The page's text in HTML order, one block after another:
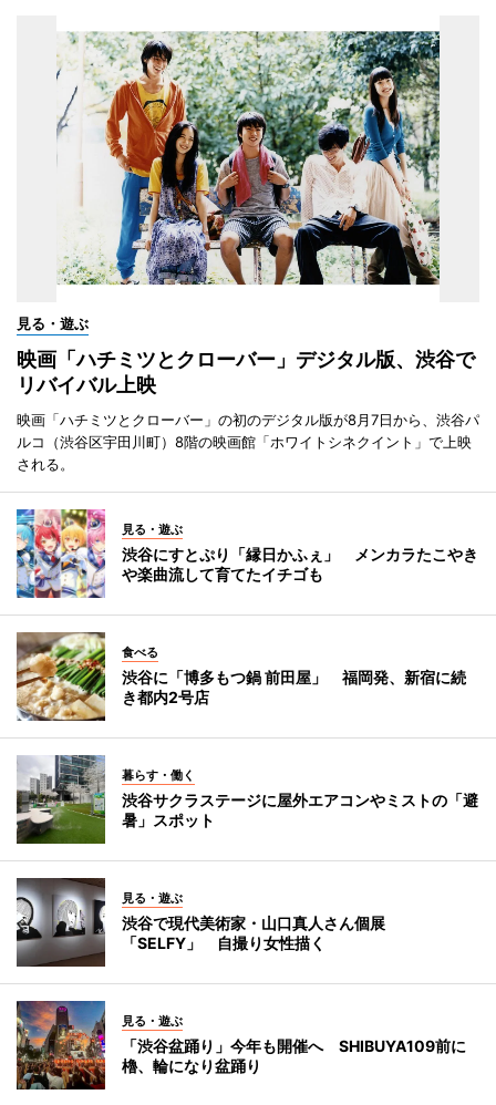
見る・遊ぶ
映画「ハチミツとクローバー」デジタル版、渋谷で
リバイバル上映
映画「ハチミツとクローバー」の初のデジタル版が8月7日から、渋谷パ
ルコ（渋谷区宇田川町）8階の映画館「ホワイトシネクイント」で上映
される。
見る・遊ぶ
渋谷にすとぷり「縁日かふぇ」 メンカラたこやき
や楽曲流して育てたイチゴも
食べる
渋谷に「博多もつ鍋 前田屋」 福岡発、新宿に続
き都内2号店
暮らす・働く
渋谷サクラステージに屋外エアコンやミストの「避
暑」スポット
見る・遊ぶ
渋谷で現代美術家・山口真人さん個展
「SELFY」 自撮り女性描く
見る・遊ぶ
「渋谷盆踊り」今年も開催へ SHIBUYA109前に
櫓、輪になり盆踊り